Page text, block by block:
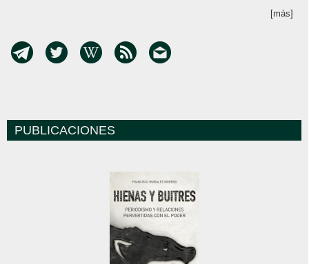
[más]
PUBLICACIONES